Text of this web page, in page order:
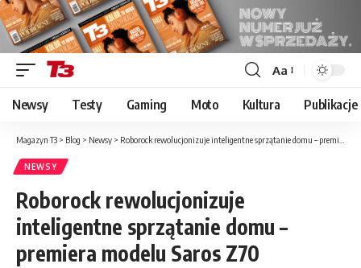
Font
Resizer
Aa
Newsy Testy Gaming Moto Kultura Publikacje
Magazyn T3 > Blog > Newsy > Roborock rewolucjonizuje inteligentne sprzątanie domu – premiera modelu Saros Z70
NEWSY
Roborock rewolucjonizuje
inteligentne sprzątanie domu –
premiera modelu Saros Z70